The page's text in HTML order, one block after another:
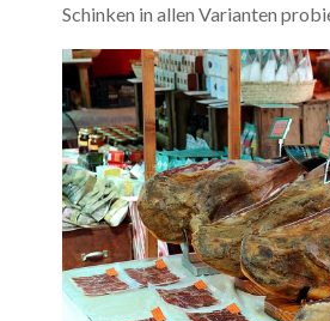
Schinken in allen Varianten